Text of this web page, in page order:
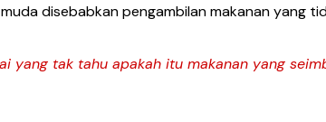
disebabkan pengambilan makanan yang
yang tak tahu apakah itu makanan yang